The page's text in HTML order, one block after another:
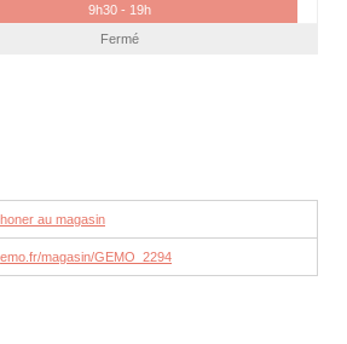
9h30 - 19h
Fermé
au magasin
magasin/GEMO_2294